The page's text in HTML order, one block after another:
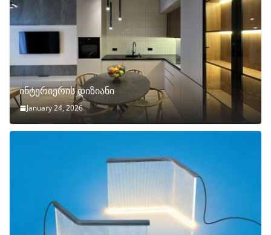
ინტერიერის დიზიანი
January 24, 2026